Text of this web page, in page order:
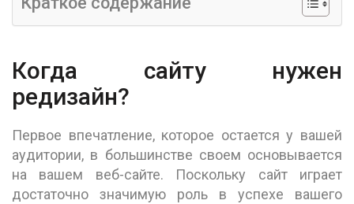
Когда сайту нужен
редизайн?
Первое впечатление, которое остается у вашей
аудитории, в большинстве своем основывается
на вашем веб-сайте. Поскольку сайт играет
достаточно значимую роль в успехе вашего